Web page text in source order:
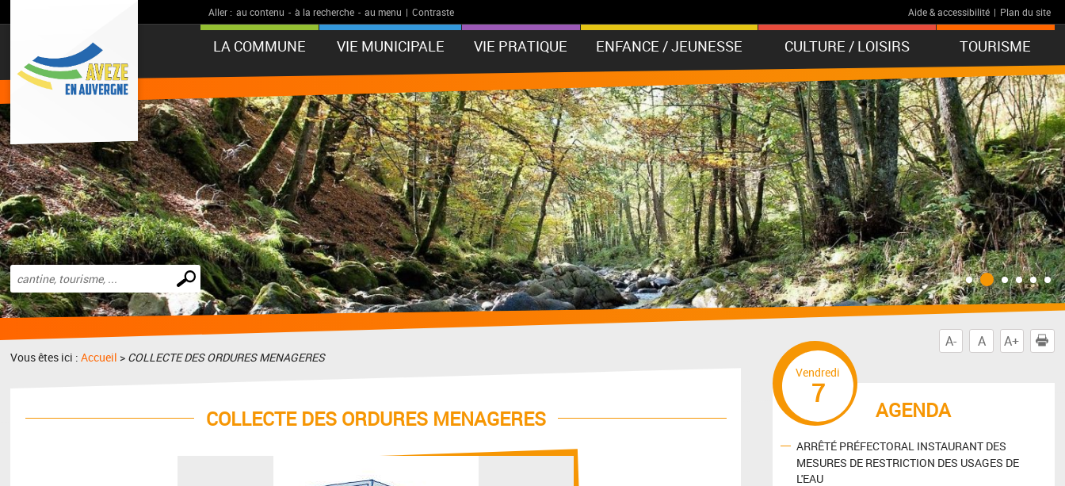
Aller : au contenu - à la recherche - au menu | Contraste Aide & accessibilité | Plan du site
LA COMMUNE VIE MUNICIPALE VIE PRATIQUE ENFANCE / JEUNESSE CULTURE / LOISIRS TOURISME
Effectuer
une
recherche
A- A A+
Vous êtes ici :Accueil > COLLECTE DES ORDURES MENAGERES
COLLECTE DES ORDURES MENAGERES AGENDA
Vendredi
7
ARRÊTÉ PRÉFECTORAL INSTAURANT DES
MESURES DE RESTRICTION DES USAGES DE
L'EAU